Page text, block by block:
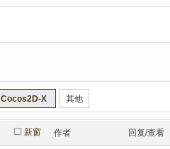
Cocos2D-X 其他
新窗 作者 回复/查看